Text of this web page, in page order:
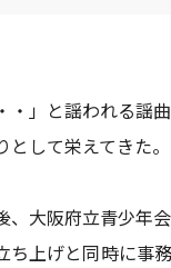
」と謡われる
して栄えてきた。
大阪府立青少
上げと同時に